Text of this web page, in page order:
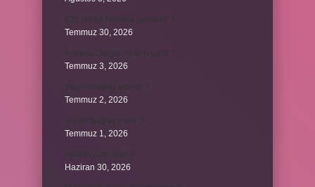
Temmuz 30, 2026
Temmuz 3, 2026
Temmuz 2, 2026
Temmuz 1, 2026
Haziran 30, 2026